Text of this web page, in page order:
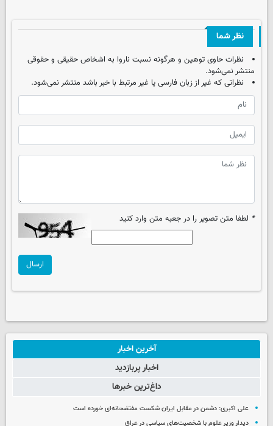
نظر شما
نظرات حاوی توهین و هرگونه نسبت ناروا به اشخاص حقیقی و حقوقی
منتشر نمی‌شود.
نظراتی که غیر از زبان فارسی یا غیر مرتبط با خبر باشد منتشر نمی‌شود.
* لطفا متن تصویر را در جعبه متن وارد کنید
ارسال
آخرین اخبار
اخبار پربازدید
داغ‌ترین خبرها
علی اکبری: دشمن در مقابل ایران شکست مفتضحانه‌ای خورده است
دیدار وزیر علوم با شخصیت‌های سیاسی در عراق